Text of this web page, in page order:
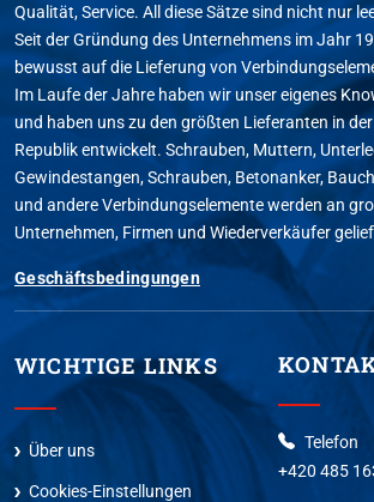
Qualität, Service. All diese Sätze sind nicht nur
Seit der Gründung des Unternehmens im Jahr
bewusst auf die Lieferung von
Im Laufe der Jahre haben wir unser eigenes
und haben uns zu den größten Lieferanten in
Republik entwickelt. Schrauben, Muttern,
Gewindestangen, Schrauben, Betonanker,
und andere Verbindungselemente werden an
Unternehmen, Firmen und Wiederverkäufer
Geschäftsbedingungen
WICHTIGE LINKS
Über uns
Cookies-Einstellungen
Telefon
+420 485